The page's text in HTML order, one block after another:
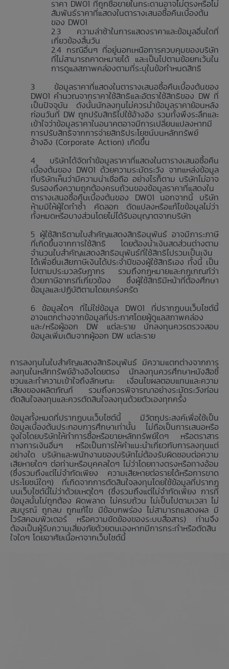
ราคา DW01 ที่ถูกซื้อขายในกระดานอาจไม่ตรงหรือไม่
สัมพันธ์ราคาที่แสดงในตารางเสนอซื้อคืนเบื้องต้น
ของ DW01
ความล่าช้าในการแสดงราคาและข้อมูลอื่นใดที่
เกี่ยวข้องสิ้นวัน
กรณีอื่นๆ ที่อยู่นอกเหนือการควบคุมของบริษัท
ที่ไม่สามารถคาดหมายได้ และเป็นไปตามข้อยกเว้นใน
การดูแลสภาพคล่องตามที่ระบุในข้อกำหนดสิทธิ
ข้อมูลราคาที่แสดงในตารางเสนอซื้อคืนเบื้องต้นของ
DW01 คำนวณจากราคาใช้สิทธิและอัตราใช้สิทธิของ DW ที่
เป็นปัจจุบัน ดังนั้นนักลงทุนไม่ควรนำข้อมูลราคาย้อนหลัง
ก่อนวันที่ DW ถูกปรับสิทธิไปใช้อ้างอิง รวมทั้งพึงระลึกและ
เข้าใจว่าข้อมูลราคาในอนาคตอาจมีการเปลี่ยนแปลงหากมี
การปรับสิทธิจากการจ่ายสิทธิประโยชน์บนหลักทรัพย์
อ้างอิง (Corporate Action) เกิดขึ้น
บริษัทได้จัดทำข้อมูลราคาที่แสดงในตารางเสนอซื้อคืน
เบื้องต้นของ DW01 ด้วยความระมัดระวัง จากแหล่งข้อมูล
ที่บริษัทเห็นว่ามีความน่าเชื่อถือ อย่างไรก็ตาม บริษัทไม่อาจ
รับรองถึงความถูกต้องครบถ้วนของข้อมูลราคาที่แสดงใน
ตารางเสนอซื้อคืนเบื้องต้นของ DW01 นอกจากนี้ บริษัท
ห้ามมิให้ผู้ใดทำซ้ำ คัดลอก ดัดแปลงหรือแก้ไขข้อมูลไม่ว่า
ทั้งหมดหรือบางส่วนโดยไม่ได้รับอนุญาตจากบริษัท
ผู้ใช้สิทธิตามใบสำคัญแสดงสิทธิอนุพันธ์ อาจมีภาระภาษี
ที่เกิดขึ้นจากการใช้สิทธิ โดยต้องนำเงินสดส่วนต่างตาม
จำนวนใบสำคัญแสดงสิทธิอนุพันธ์ที่ใช้สิทธิไปรวมเป็นเงิน
ได้เพื่อยื่นเสียภาษีเงินได้ประจำปีของผู้ใช้สิทธิเอง ทั้งนี้ เป็น
ไปตามประมวลรัษฎากร รวมถึงกฎหมายและกฎเกณฑ์ว่า
ด้วยภาษีอากรที่เกี่ยวข้อง ซึ่งผู้ใช้สิทธิมีหน้าที่ต้องศึกษา
ข้อมูลและปฏิบัติตามโดยเคร่งครัด
ข้อมูลใดๆ ที่ไม่ใช่ข้อมูล DW01 ที่ปรากฏบนเว็บไซต์นี้
อาจแตกต่างจากข้อมูลที่ประกาศโดยผู้ดูแลสภาพคล่อง
และ/หรือผู้ออก DW แต่ละราย นักลงทุนควรตรวจสอบ
ข้อมูลเพิ่มเติมจากผู้ออก DW แต่ละราย
การลงทุนในใบสำคัญแสดงสิทธิอนุพันธ์ มีความแตกต่างจากการ
ลงทุนในหลักทรัพย์อ้างอิงโดยตรง นักลงทุนควรศึกษาหนังสือชี้
ชวนและทำความเข้าใจถึงลักษณะ เงื่อนไขผลตอบแทนและความ
เสี่ยงของผลิตภัณฑ์ รวมถึงควรพิจารณาอย่างระมัดระวังก่อน
ตัดสินใจลงทุนและควรตัดสินใจลงทุนด้วยตัวเองทุกครั้ง
ข้อมูลทั้งหมดที่ปรากฏบนเว็บไซต์นี้ มีวัตถุประสงค์เพื่อใช้เป็น
ข้อมูลเบื้องต้นประกอบการศึกษาเท่านั้น ไม่ถือเป็นการเสนอหรือ
จูงใจโดยบริษัทให้ทำการซื้อหรือขายหลักทรัพย์ใดๆ หรือตราสาร
ทางการเงินอื่นๆ หรือเป็นการให้คำแนะนำเกี่ยวกับการลงทุนแต่
อย่างใด บริษัทและพนักงานของบริษัทไม่ต้องรับผิดชอบต่อความ
เสียหายใดๆ ต่อท่านหรือบุคคลใดๆ ไม่ว่าโดยทางตรงหรือทางอ้อม
(ซึ่งรวมถึงแต่ไม่จำกัดเพียง ความเสียหายต่อรายได้หรือการขาด
ประโยชน์ใดๆ) ที่เกิดจากการตัดสินใจลงทุนโดยใช้ข้อมูลที่ปรากฏ
บนเว็บไซต์นี้ไม่ว่าด้วยเหตุใดๆ (ซึ่งรวมถึงแต่ไม่จำกัดเพียง การที่
ข้อมูลนั้นไม่ถูกต้อง ผิดพลาด ไม่ครบถ้วน ไม่เป็นไปตามเวลา ไม่
สมบูรณ์ ถูกลบ ถูกแก้ไข มีข้อบกพร่อง ไม่สามารถแสดงผล มี
ไวรัสคอมพิวเตอร์ หรือความขัดข้องของระบบสื่อสาร) ท่านจึง
ต้องเป็นผู้รับความเสี่ยงภัยด้วยตนเองหากมีการกระทำหรือตัดสิน
ใจใดๆ โดยอาศัยเนื้อหาจากเว็บไซต์นี้